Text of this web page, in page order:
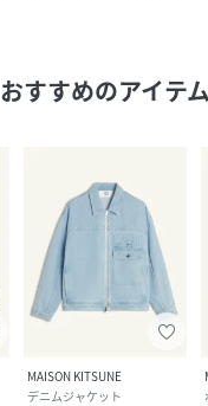
おすすめのアイテム
MAISON KITSUNE
デニムジャケット